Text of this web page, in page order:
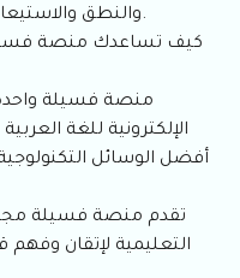
والنطق والاستيعاب والفهم المتكامل لقواعد العربية.
كيف تساعدك منصة
منصة فسيلة
الإلكترونية للغة
أفضل الوسائل
تقدم منصة فسيلة
التعليمية لإتقان